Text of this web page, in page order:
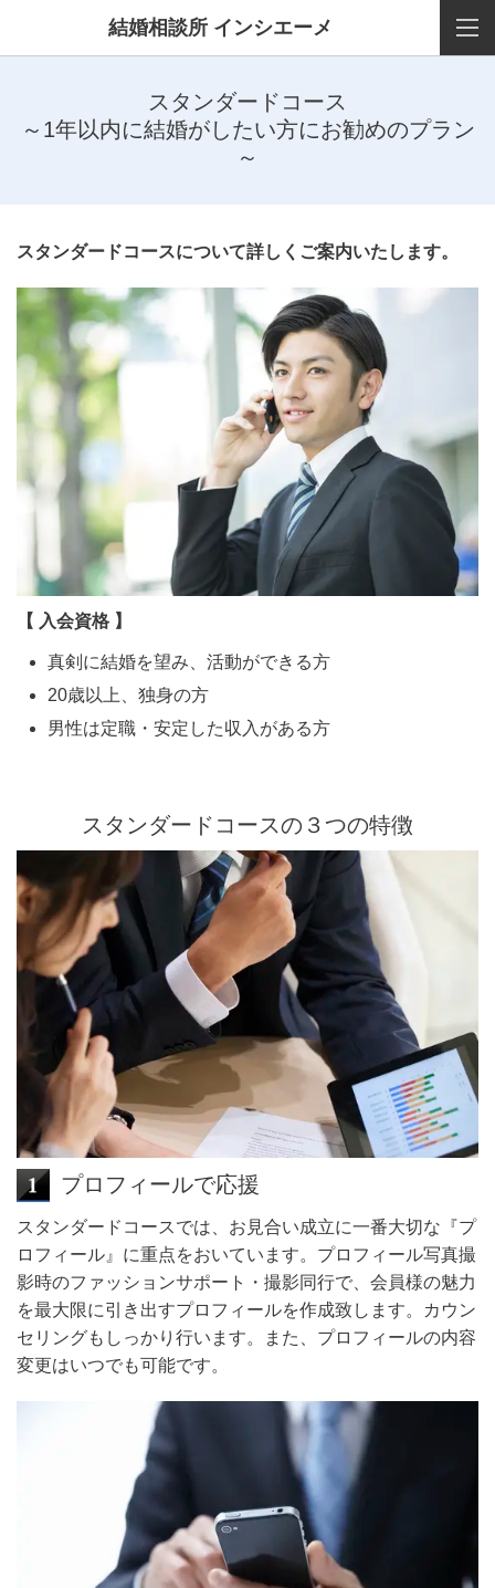
結婚相談所 インシエーメ
スタンダードコース
～1年以内に結婚がしたい方にお勧めのプラン
～
スタンダードコースについて詳しくご案内いたします。
【 入会資格 】
真剣に結婚を望み、活動ができる方
20歳以上、独身の方
男性は定職・安定した収入がある方
スタンダードコースの３つの特徴
プロフィールで応援
スタンダードコースでは、お見合い成立に一番大切な『プ
ロフィール』に重点をおいています。プロフィール写真撮
影時のファッションサポート・撮影同行で、会員様の魅力
を最大限に引き出すプロフィールを作成致します。カウン
セリングもしっかり行います。また、プロフィールの内容
変更はいつでも可能です。